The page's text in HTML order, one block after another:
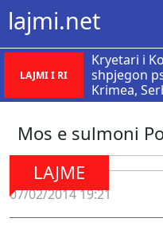
lajmi.net
LAJMI I RI
Kryetari i
shpjegon
Krimea,
Mos e sulmoni
LAJME
07/02/2014 19:21